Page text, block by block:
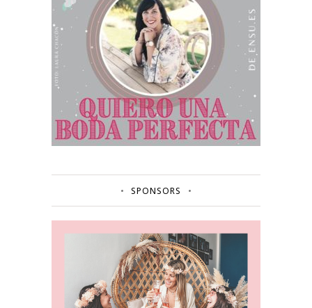
SPONSORS